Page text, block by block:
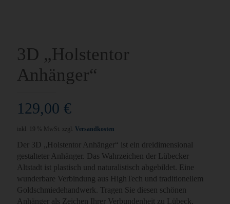
3D „Holstentor
Anhänger“
129,00 €
inkl. 19 % MwSt. zzgl. Versandkosten
Der 3D „Holstentor Anhänger“ ist ein dreidimensional
gestalteter Anhänger. Das Wahrzeichen der Lübecker
Altstadt ist plastisch und naturalistisch abgebildet. Eine
wunderbare Verbindung aus HighTech und traditionellem
Goldschmiedehandwerk. Tragen Sie diesen schönen
Anhänger als Zeichen Ihrer Verbundenheit zu Lübeck.